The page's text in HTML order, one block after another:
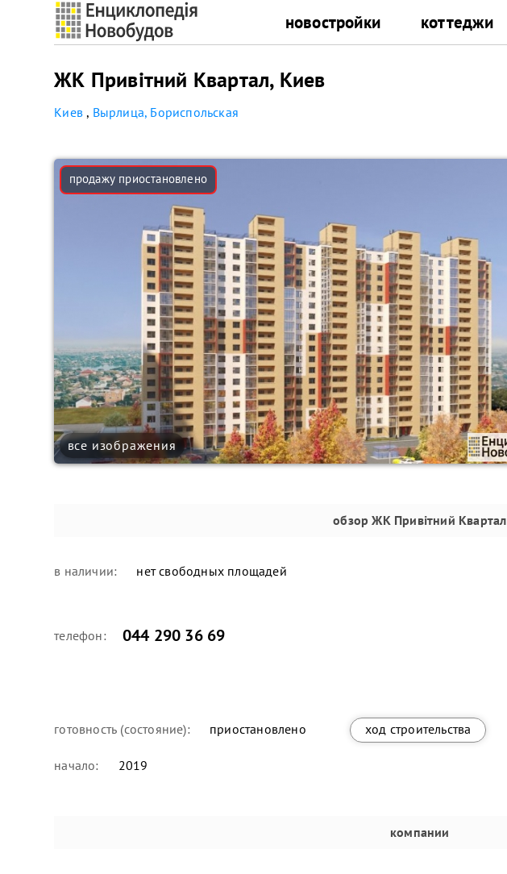
новостройки коттеджи
ЖК Привітний Квартал, Киев
Киев , Вырлица, Бориспольская
все изображения
обзор ЖК Привітний Квартал
в наличии: нет свободных площадей
телефон: 044 290 36 69
готовность (состояние): приостановлено ход строительства
начало: 2019
компании